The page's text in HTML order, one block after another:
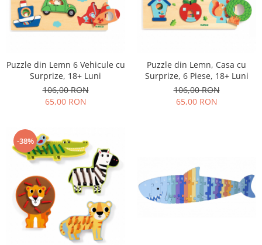
Puzzle din Lemn 6 Vehicule cu
Surprize, 18+ Luni
106,00 RON
65,00 RON
Puzzle din Lemn, Casa cu
Surprize, 6 Piese, 18+ Luni
106,00 RON
65,00 RON
-38%